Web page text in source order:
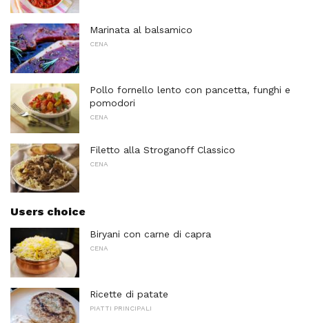
Marinata al balsamico
CENA
Pollo fornello lento con pancetta, funghi e
pomodori
CENA
Filetto alla Stroganoff Classico
CENA
Users choice
Biryani con carne di capra
CENA
Ricette di patate
PIATTI PRINCIPALI